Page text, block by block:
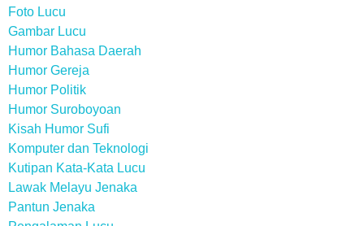
Foto Lucu
Gambar Lucu
Humor Bahasa Daerah
Humor Gereja
Humor Politik
Humor Suroboyoan
Kisah Humor Sufi
Komputer dan Teknologi
Kutipan Kata-Kata Lucu
Lawak Melayu Jenaka
Pantun Jenaka